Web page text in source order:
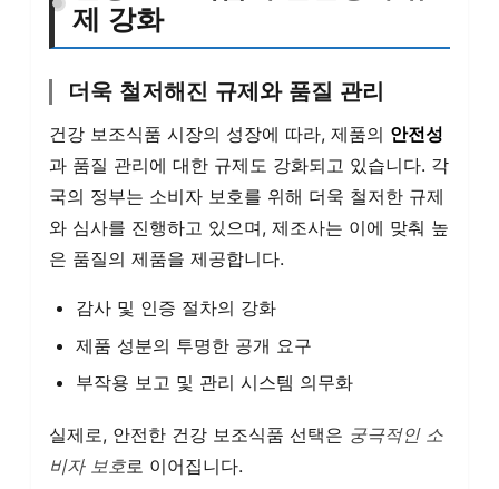
제 강화
더욱 철저해진 규제와 품질 관리
건강 보조식품 시장의 성장에 따라, 제품의 안전성
과 품질 관리에 대한 규제도 강화되고 있습니다. 각
국의 정부는 소비자 보호를 위해 더욱 철저한 규제
와 심사를 진행하고 있으며, 제조사는 이에 맞춰 높
은 품질의 제품을 제공합니다.
감사 및 인증 절차의 강화
제품 성분의 투명한 공개 요구
부작용 보고 및 관리 시스템 의무화
실제로, 안전한 건강 보조식품 선택은 궁극적인 소
비자 보호로 이어집니다.